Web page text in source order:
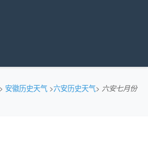
> 安徽历史天气 >六安历史天气> 六安七月份